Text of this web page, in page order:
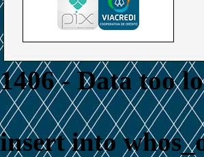
1406 - Data too
insert into